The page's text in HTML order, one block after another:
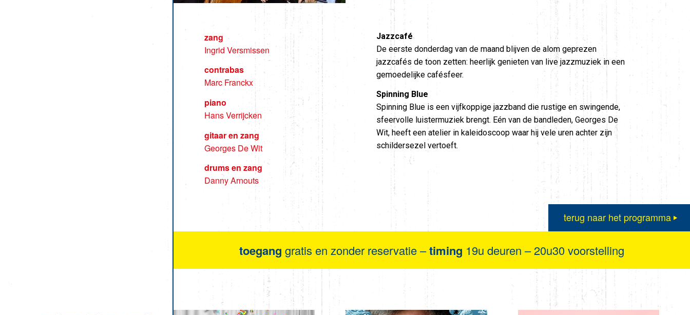
zang
Ingrid Versmissen
contrabas
Marc Franckx
piano
Hans Verrijcken
gitaar en zang
Georges De Wit
drums en zang
Danny Arnouts
Jazzcafé
De eerste donderdag van de maand blijven de alom geprezen
jazzcafés de toon zetten: heerlijk genieten van live jazzmuziek in een
gemoedelijke cafésfeer.
Spinning Blue
Spinning Blue is een vijfkoppige jazzband die rustige en swingende,
sfeervolle luistermuziek brengt. Eén van de bandleden, Georges De
Wit, heeft een atelier in kaleidoscoop waar hij vele uren achter zijn
schildersezel vertoeft.
terug naar het programma
toegang gratis en zonder reservatie –timing 19u deuren – 20u30 voorstelling